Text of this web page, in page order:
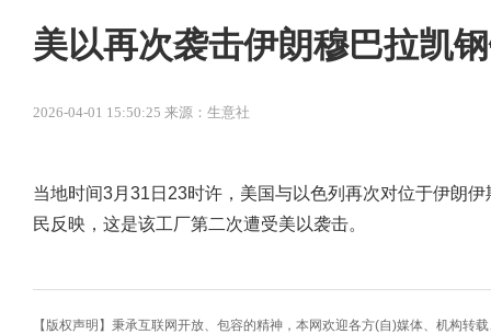
美以再次袭击伊朗穆巴拉凯
2026-04-01 15:50:25 来源：生意社
当地时间3月31日23时许，美国与以色列再次对位于伊朗
民反映，这是该工厂第二次遭受美以袭击。
【版权声明】秉承互联网开放、包容的精神，本网欢迎各方(自)媒体、机构转